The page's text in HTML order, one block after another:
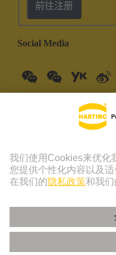
前往注册
Social Media
© 浩亭技术集团 | 浩亭 (珠
3510室 联系电话：+86 21
版本说明隐私政策Cookie
使用条款客户信息中心粤